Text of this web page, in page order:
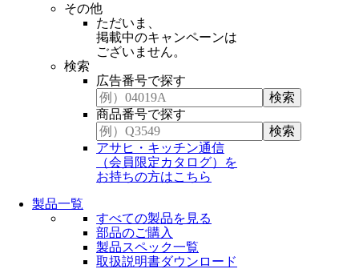
その他
ただいま、
掲載中のキャンペーンは
ございません。
検索
広告番号で探す
商品番号で探す
アサヒ・キッチン通信
（会員限定カタログ）を
お持ちの方はこちら
製品一覧
すべての製品を見る
部品のご購入
製品スペック一覧
取扱説明書ダウンロード